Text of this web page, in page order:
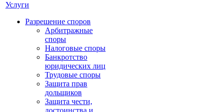
Услуги
Разрешение споров
Арбитражные
споры
Налоговые споры
Банкротство
юридических лиц
Трудовые споры
Защита прав
дольщиков
Защита чести,
достоинства и